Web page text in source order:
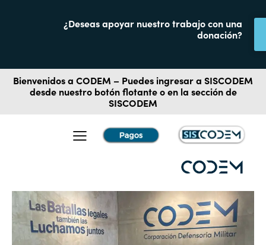
¿Deseas apoyar nuestro trabajo con una
donación?
Bienvenidos a CODEM – Puedes ingresar a SISCODEM
desde nuestro botón flotante o en la sección de
SISCODEM